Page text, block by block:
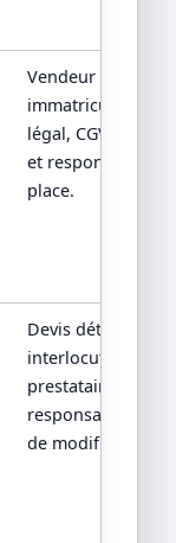
Vendeur
immatriculation/
légal, CGV,
et responsabilité
place.
Devis détaillé,
interlocuteur,
prestataires
responsabilités
de modification.